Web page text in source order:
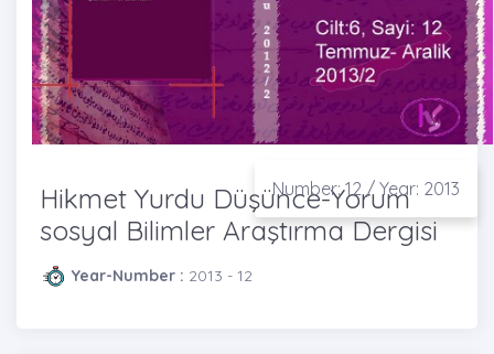
Number: 12 / Year: 2013
Hikmet Yurdu Düşünce-Yorum
sosyal Bilimler Araştırma Dergisi
Year-Number : 2013 - 12